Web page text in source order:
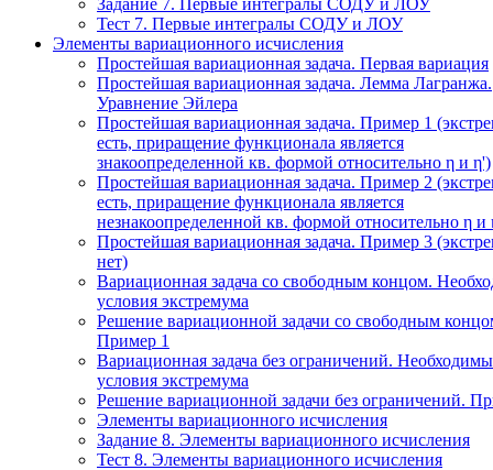
Задание 7. Первые интегралы СОДУ и ЛОУ
Тест 7. Первые интегралы СОДУ и ЛОУ
Элементы вариационного исчисления
Простейшая вариационная задача. Первая вариация
Простейшая вариационная задача. Лемма Лагранжа.
Уравнение Эйлера
Простейшая вариационная задача. Пример 1
есть, приращение функционала является
знакоопределенной кв. формой относительно η и η')
Простейшая вариационная задача. Пример 2
есть, приращение функционала является
незнакоопределенной кв. формой относительно η и
Простейшая вариационная задача. Пример 3
нет)
Вариационная задача со свободным концом.
условия экстремума
Решение вариационной задачи со свободным
Пример 1
Вариационная задача без ограничений.
условия экстремума
Решение вариационной задачи без ограничений.
Элементы вариационного исчисления
Задание 8. Элементы вариационного исчисления
Тест 8. Элементы вариационного исчисления